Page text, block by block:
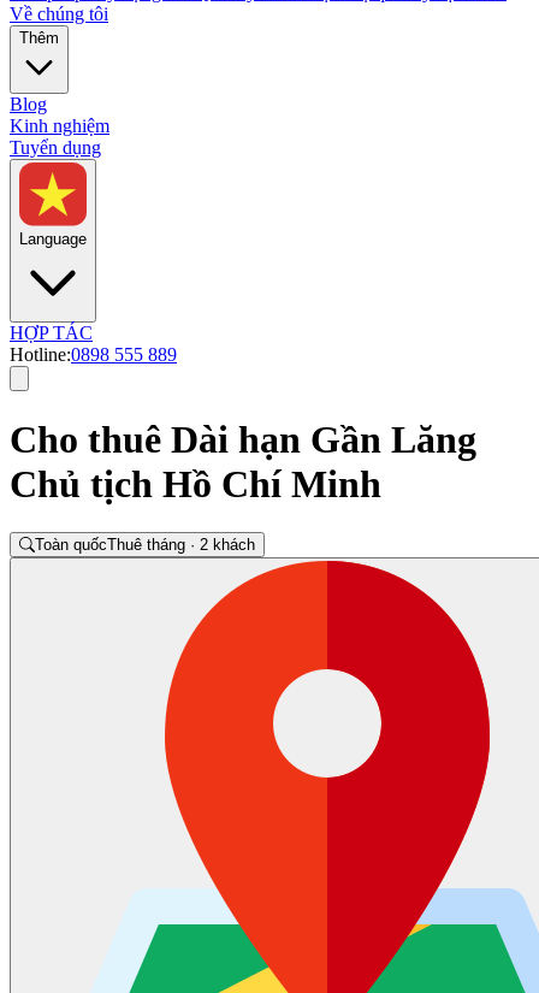
Về chúng tôi
Thêm
Blog
Kinh nghiệm
Tuyển dụng
Language
HỢP TÁC
Hotline:0898 555 889
Cho thuê Dài hạn Gần Lăng
Chủ tịch Hồ Chí Minh
Toàn quốcThuê tháng · 2 khách